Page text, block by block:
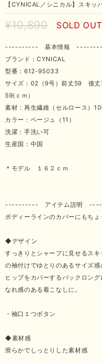
【CYNICAL／シニカル】スキッ
¥10,890 SOLD OUT
---------- 基本情報
ブランド：CYNICAL
型番：612-95033
サイズ：02（9号）前丈59
59(ｃｍ）
素材：再生繊維（セルロース）
カラー：ベージュ（11）
洗濯：手洗い可
生産国：中国
＊モデル １６２ｃｍ
---------- アイテム説明
ボディーラインのカバーにもち
◆デザイン
すっきりとシャープに見せるス
の袖付けでゆとりのあるサイズ感
ヒップをカバーするバックロン
なれ感のある着こなしに。
・袖口１つボタン
◆素材感
滑らかでしっとりした素材感